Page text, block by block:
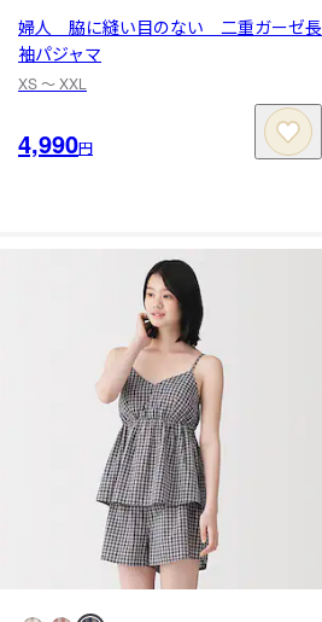
婦人 脇に縫い目のない 二重ガーゼ長
袖パジャマ
XS 〜 XXL
4,990円